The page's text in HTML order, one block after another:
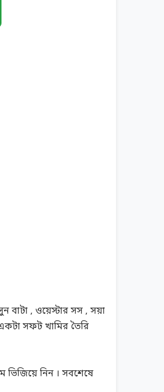
বাটা , ওয়েস্টার সস , সয়া
সফট খামির তৈরি
ভিজিয়ে নিন । সবশেষে